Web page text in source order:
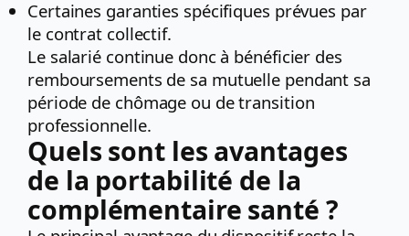
Certaines garanties spécifiques prévues par
le contrat collectif.
Le salarié continue donc à bénéficier des
remboursements de sa mutuelle pendant sa
période de chômage ou de transition
professionnelle.
Quels sont les avantages
de la portabilité de la
complémentaire santé ?